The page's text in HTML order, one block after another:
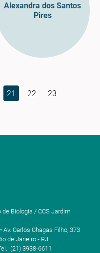
Alexandra dos Santos
Pires
21 22 23
Biologia / CCS Jardim
Av. Carlos Chagas Filho, 373
de Janeiro - RJ
(21) 3938-6611